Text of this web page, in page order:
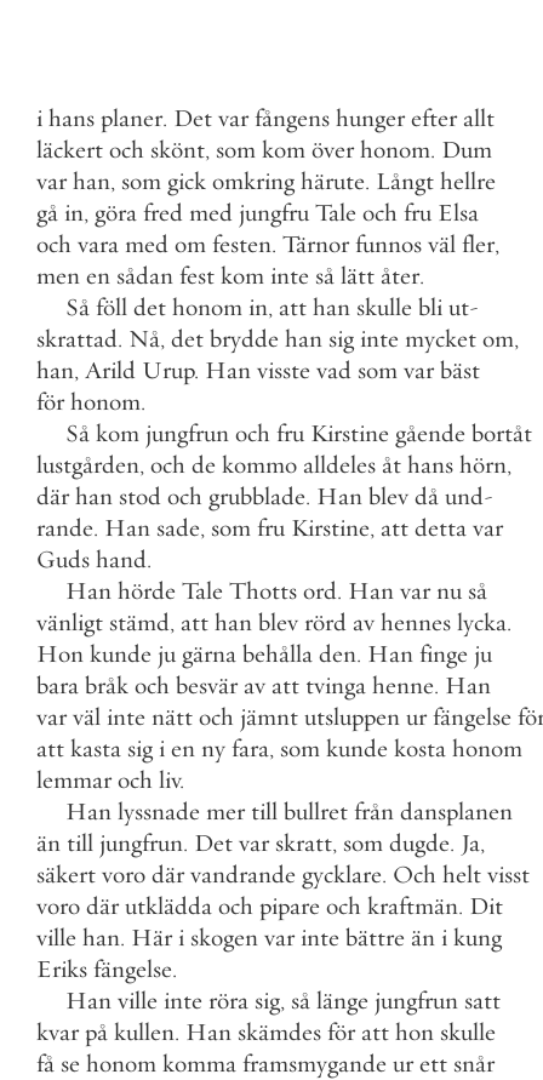
i hans planer. Det var fångens hunger efter allt
läckert och skönt, som kom över honom. Dum
var han, som gick omkring härute. Långt hellre
gå in, göra fred med jungfru Tale och fru Elsa
och vara med om festen. Tärnor funnos väl fler,
men en sådan fest kom inte så lätt åter.
Så föll det honom in, att han skulle bli ut-
skrattad. Nå, det brydde han sig inte mycket om,
han, Arild Urup. Han visste vad som var bäst
för honom.
Så kom jungfrun och fru Kirstine gående bortåt
lustgården, och de kommo alldeles åt hans hörn,
där han stod och grubblade. Han blev då und-
rande. Han sade, som fru Kirstine, att detta var
Guds hand.
Han hörde Tale Thotts ord. Han var nu så
vänligt stämd, att han blev rörd av hennes lycka.
Hon kunde ju gärna behålla den. Han finge ju
bara bråk och besvär av att tvinga henne. Han
var väl inte nätt och jämnt utsluppen ur fängelse
att kasta sig i en ny fara, som kunde kosta honom
lemmar och liv.
Han lyssnade mer till bullret från dansplanen
än till jungfrun. Det var skratt, som dugde. Ja,
säkert voro där vandrande gycklare. Och helt visst
voro där utklädda och pipare och kraftmän. Dit
ville han. Här i skogen var inte bättre än i kung
Eriks fängelse.
Han ville inte röra sig, så länge jungfrun satt
kvar på kullen. Han skämdes för att hon skulle
få se honom komma framsmygande ur ett snår